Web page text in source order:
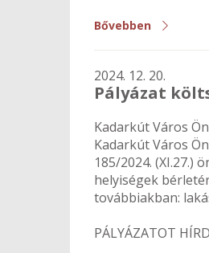
Bővebben
2024. 12. 20.
Pályázat
Kadarkút Város
Kadarkút Város
185/2024. (XI.27.)
helyiségek
továbbiakban:
PÁLYÁZATOT